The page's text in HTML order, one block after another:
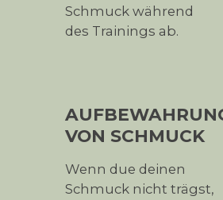
Schmuck während
des Trainings ab.
VON SCHMUCK
Wenn due deinen
Schmuck nicht trägst,